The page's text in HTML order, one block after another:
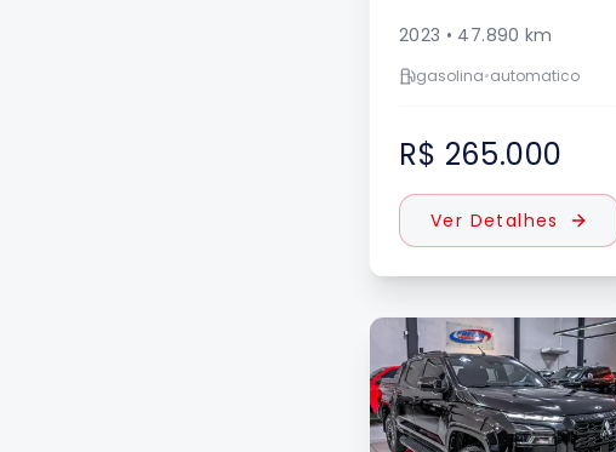
2023 • 47.890 km
gasolina•automatico
R$ 265.000
Ver Detalhes